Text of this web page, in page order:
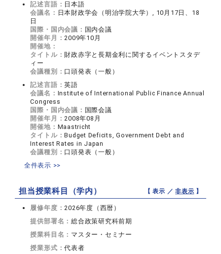
記述言語： 日本語
会議名： 日本財政学会（明治学院大学）, 10月17日、18
日
国際・国内会議： 国内会議
開催年月：2009年10月
開催地：
タイトル： 財政赤字と長期金利に関するイベントスタデ
ィー
会議種別： 口頭発表（一般）
記述言語：英語
会議名： Institute of International Public Finance Annual
Congress
国際・国内会議： 国際会議
開催年月：2008年08月
開催地： Maastricht
タイトル：Budget Deficits, Government Debt and
Interest Rates in Japan
会議種別： 口頭発表（一般）
全件表示 >>
担当授業科目（学内） 【 表示 ／非表示 】
履修年度：2026年度（西暦）
提供部署名：総合政策研究科前期
授業科目名： マスター・セミナー
授業形式：代表者